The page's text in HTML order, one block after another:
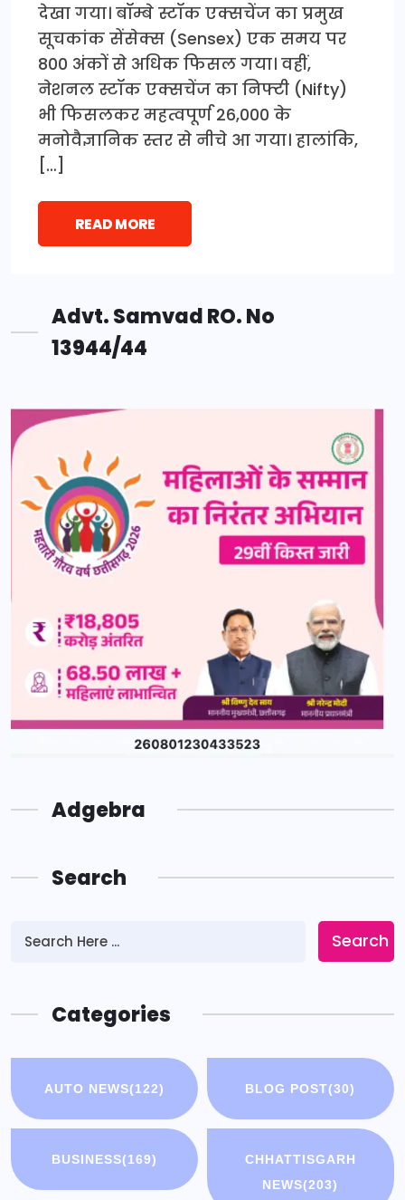
देखा गया। बॉम्बे स्टॉक एक्सचेंज का प्रमुख
सूचकांक सेंसेक्स (Sensex) एक समय पर
800 अंकों से अधिक फिसल गया। वहीं,
नेशनल स्टॉक एक्सचेंज का निफ्टी (Nifty)
भी फिसलकर महत्वपूर्ण 26,000 के
मनोवैज्ञानिक स्तर से नीचे आ गया। हालांकि,
[…]
READ MORE
Advt. Samvad RO. No
13944/44
Adgebra
Search
Search
Categories
AUTO NEWS(122) BLOG POST(30)
BUSINESS(169)
CHHATTISGARH
NEWS(203)